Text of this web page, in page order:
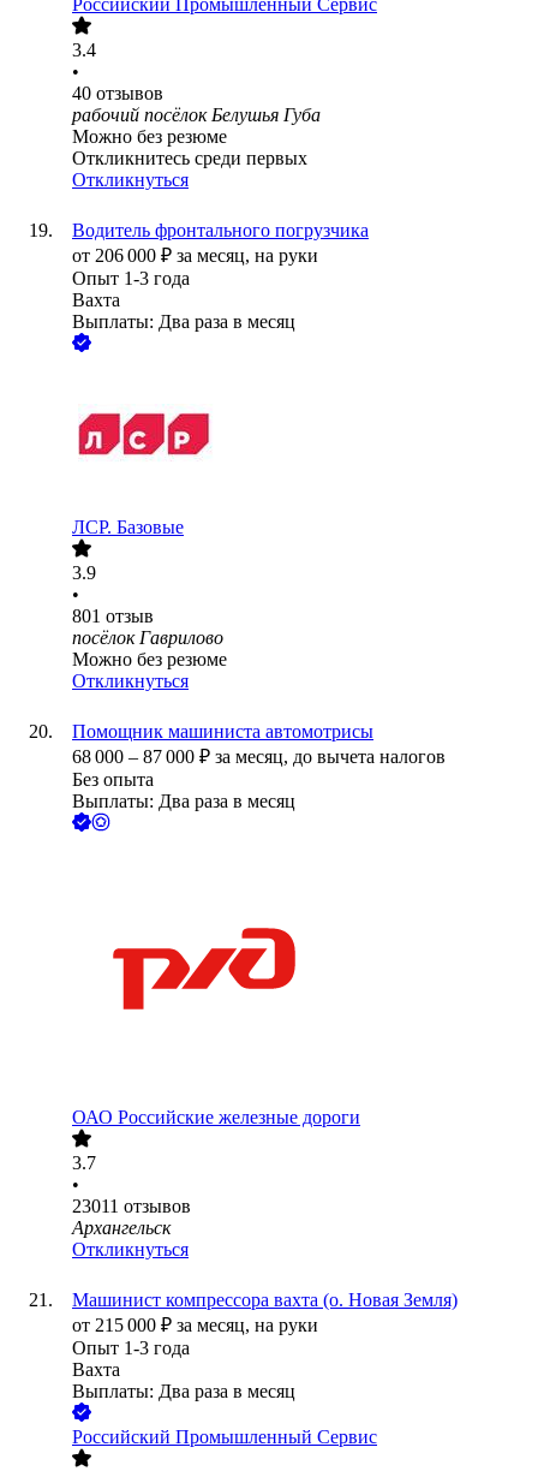
Российский Промышленный Сервис
3.4
•
40 отзывов
рабочий посёлок Белушья Губа
Можно без резюме
Откликнитесь среди первых
Откликнуться
Водитель фронтального погрузчика
от 206 000 ₽ за месяц, на руки
Опыт 1-3 года
Вахта
Выплаты: Два раза в месяц
ЛСР. Базовые
3.9
•
801 отзыв
посёлок Гаврилово
Можно без резюме
Откликнуться
Помощник машиниста автомотрисы
68 000 – 87 000 ₽ за месяц, до вычета налогов
Без опыта
Выплаты: Два раза в месяц
ОАО Российские железные дороги
3.7
•
23011 отзывов
Архангельск
Откликнуться
Машинист компрессора вахта (о. Новая Земля)
от 215 000 ₽ за месяц, на руки
Опыт 1-3 года
Вахта
Выплаты: Два раза в месяц
Российский Промышленный Сервис